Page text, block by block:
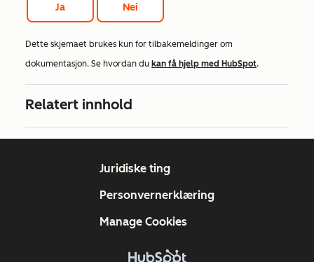
Ja Nei
Dette skjemaet brukes kun for tilbakemeldinger om
dokumentasjon. Se hvordan du kan få hjelp med HubSpot.
Relatert innhold
Juridiske ting
Personvernerklæring
Manage Cookies